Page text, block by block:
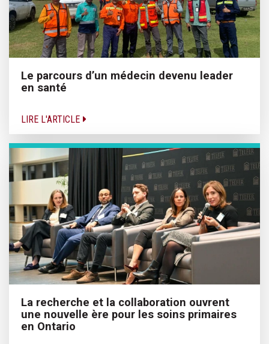
Le parcours d’un médecin devenu leader
en santé
LIRE L'ARTICLE
La recherche et la collaboration ouvrent
une nouvelle ère pour les soins primaires
en Ontario